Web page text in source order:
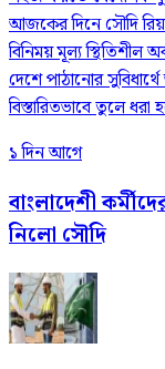
আজকের দিনে সৌদি
বিনিময় মূল্য স্থিতিশীল
দেশে পাঠানোর
বিস্তারিতভাবে তুলে ধরা
১ দিন আগে
বাংলাদেশী
নিলো সৌদি